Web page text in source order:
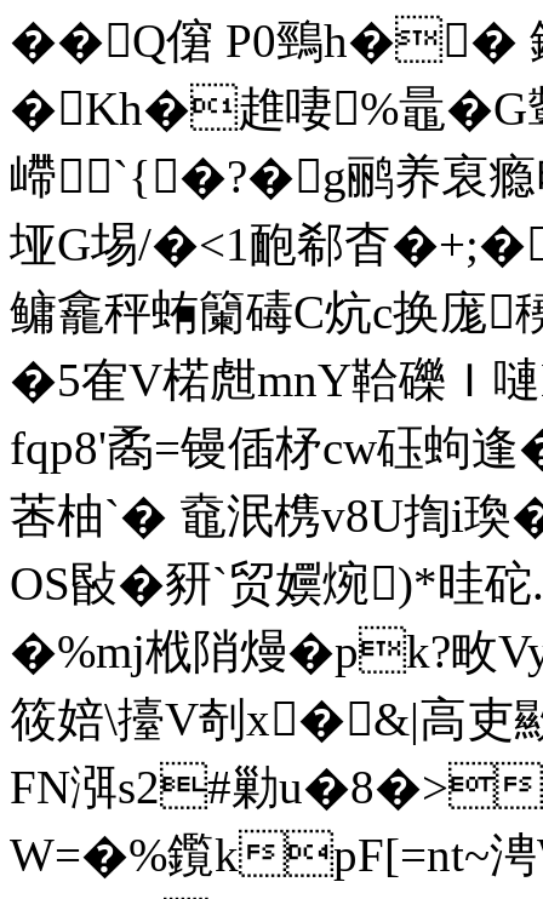
��Q僒 P0鵛h��
�Kh�趡啛 %鼂
嵽`{�?�g鹂养裒
垭G埸/�<1靤郗杳
鳙龕秤蛕籣碡C炕c换庬
�5隺V楉甝mnY鞈礫Ｉ
fqp8'矞=镘偛柕cw砡蚼
莕柚`� 鼀泯槜v8U揈i
OS敯�豜`贸嬽焥)*晆
�%mj栰陗熳�pk?
筱婄\擡V剞x�&|高吏
FN渳s2#勦u�8�>
W=�%鑬kpF[=nt~涄